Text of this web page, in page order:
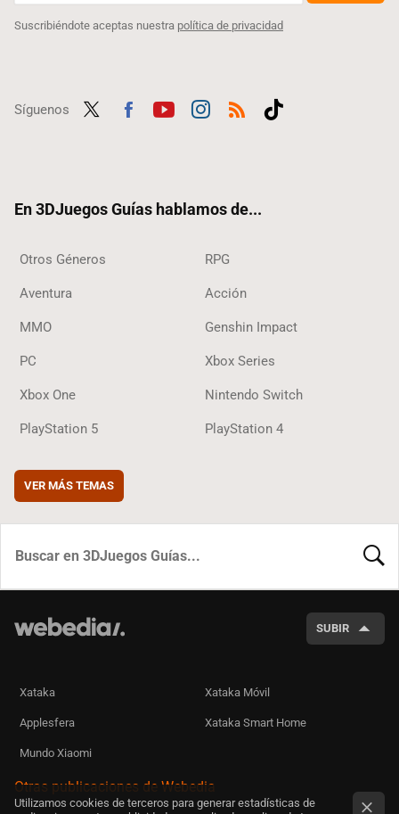
Suscribiéndote aceptas nuestra política de privacidad
Síguenos
En 3DJuegos Guías hablamos de...
Otros Géneros RPG
Aventura Acción
MMO Genshin Impact
PC Xbox Series
Xbox One Nintendo Switch
PlayStation 5 PlayStation 4
VER MÁS TEMAS
SUBIR
Xataka Xataka Móvil
Applesfera Xataka Smart Home
Mundo Xiaomi
Otras publicaciones de Webedia
Utilizamos cookies de terceros para generar estadísticas de